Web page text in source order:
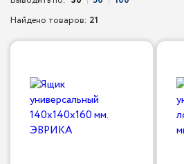
Найдено товаров: 21